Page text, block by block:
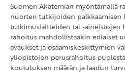
Suomen Akatemian myöntämällä
nuorten tutkijoiden palkkaamisen
tutkimuslaitteiden tai -aineistojen
rahoitus mahdollistaakin erilaiset
avaukset ja osaamiskeskittymien
yliopistojen perusrahoitus
koulutuksen määrän ja laadun